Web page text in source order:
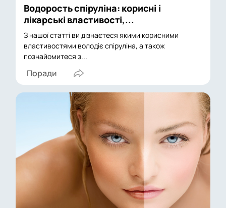
Водорость спіруліна: корисні і
лікарські властивості,...
З нашої статті ви дізнаєтеся якими корисними
властивостями володіє спіруліна, а також
познайомитеся з...
Поради